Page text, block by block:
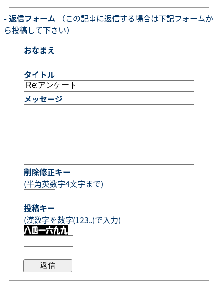
- 返信フォーム （この記事に返信する場合は下記フォームか
ら投稿して下さい）
おなまえ
タイトル
メッセージ
削除修正キー
(半角英数字4文字まで)
投稿キー
(漢数字を数字(123..)で入力)